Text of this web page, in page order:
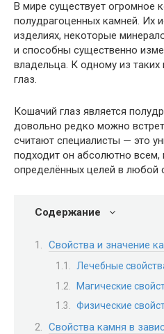
В мире существует огромное
полудрагоценных камней. Их
изделиях, некоторые
и способны существенно
владельца. К одному из
глаз.
Кошачий глаз является
довольно редко можно
считают специалисты — это
подходит он абсолютно всем,
определённых целей в любой
Содержание
Свойства и значение
Лечебные
Магические
Физические
Свойства камня в